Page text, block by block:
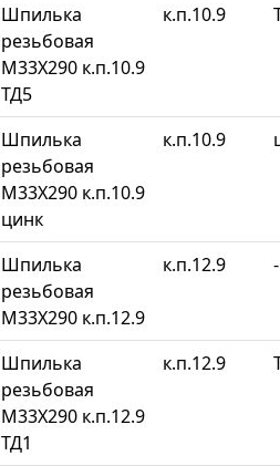
Шпилька
резьбовая
М33Х290 к.п.10.9
ТД5
к.п.10.9
Шпилька
резьбовая
М33Х290 к.п.10.9
цинк
к.п.10.9
Шпилька
резьбовая
М33Х290 к.п.12.9
к.п.12.9 -
Шпилька
резьбовая
М33Х290 к.п.12.9
ТД1
к.п.12.9